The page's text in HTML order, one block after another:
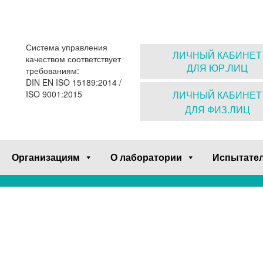
Система управления
качеством соответствует
требованиям:
DIN EN ISO 15189:2014 /
ISO 9001:2015
ЛИЧНЫЙ КАБИНЕТ
ДЛЯ ЮР.ЛИЦ
ЛИЧНЫЙ КАБИНЕТ
ДЛЯ ФИЗ.ЛИЦ
Организациям О лаборатории